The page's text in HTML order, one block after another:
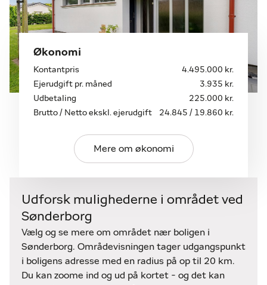
Fra stuen fører en trappe op til et stort ”loftrum”,
der i dag er indrettet som aktivitetsrum med bar,
bibliotek og poolbord – et helt særligt rum, der
indbyder til samvær og afslapning. Heroppe er
skråvægge, indbyggede reoler og et stemningsfuldt
kig ned over stuen. Arealet er ikke godkendt til
beboelse, og tæller således ikke med i det samlede
Værelsesafdelingen byder på tre gode værelser
samt et soveværelse, og her er desuden et lyst
badeværelse med bruseniche. Den praktiske
indretning gør det oplagt som familievilla. I
forbindelse med bryggerset ligger et ekstra rum,
hvor der er mulighed for at etablere et ekstra
badeværelse, hvis man ønsker det.
Alt i alt er dette en villa, der på én gang tilbyder
masser af plads, et flot arkitektonisk udtryk og en
Økonomi
Kontantpris
4.495.000 kr.
Ejerudgift pr. måned
3.935 kr.
Udbetaling
225.000 kr.
Brutto / Netto ekskl. ejerudgift
24.845 / 19.860 kr.
Mere om økonomi
Udforsk mulighederne i området ved
Sønderborg
Vælg og se mere om området nær boligen i
Sønderborg. Områdevisningen tager udgangspunkt
i boligens adresse med en radius på op til 20 km.
Du kan zoome ind og ud på kortet - og det kan